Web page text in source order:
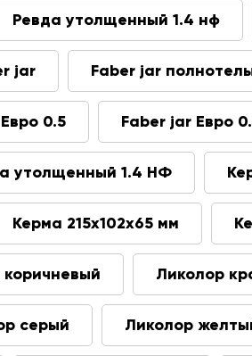
Ревда утолщенный 1.4 нф
jar Faber jar
0.5 Faber jar Евро
утолщенный 1.4 НФ
Керма 215х102х65 мм
Ликолор
серый Ликолор